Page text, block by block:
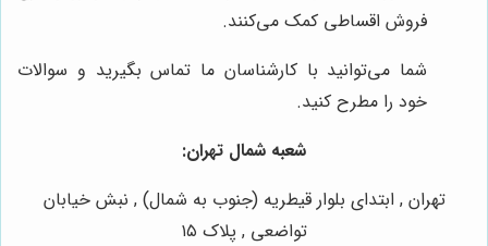
فروش اقساطی کمک می‌کنند.
شما می‌توانید با کارشناسان ما تماس بگیرید و سوالات
خود را مطرح کنید.
شعبه شمال تهران:
تهران , ابتدای بلوار قیطریه (جنوب به شمال) , نبش خیابان
تواضعی , پلاک ۱۵